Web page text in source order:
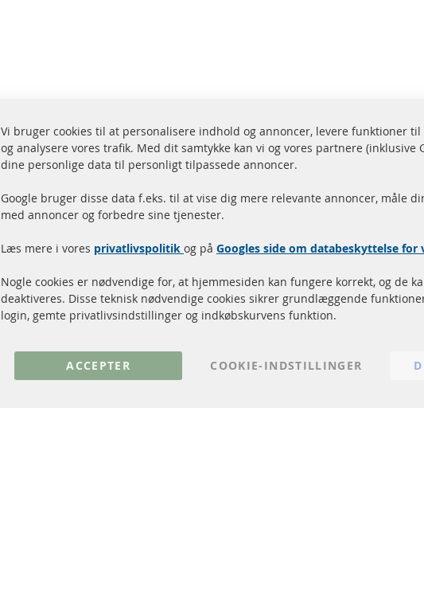
Forsendelse inden for 24 timer
Varer på lager
Alle dele er
Hurtige links
Dieselpartikelfilter (DPF)
Katalysator (KAT)
Sensorer
Betalingsmetoder
Kontakt
Annuller kontrakt
Vi bruger cookies til at personalisere indhold og annoncer, levere funktioner
og analysere vores trafik. Med dit samtykke kan vi og vores partnere (inklusive
dine personlige data til personligt tilpassede annoncer.
Google bruger disse data f.eks. til at vise dig mere relevante annoncer, måle
med annoncer og forbedre sine tjenester.
Læs mere i vores privatlivspolitik og på Googles side om databeskyttelse for
Nogle cookies er nødvendige for, at hjemmesiden kan fungere korrekt, og de
deaktiveres. Disse teknisk nødvendige cookies sikrer grundlæggende
login, gemte privatlivsindstillinger og indkøbskurvens funktion.
ACCEPTER COOKIE-INDSTILLINGER